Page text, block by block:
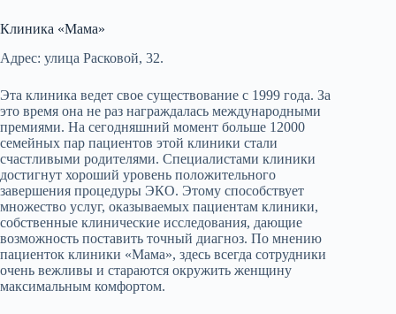
Клиника «Мама»
Адрес: улица Расковой, 32.
Эта клиника ведет свое существование с 1999 года. За
это время она не раз награждалась международными
премиями. На сегодняшний момент больше 12000
семейных пар пациентов этой клиники стали
счастливыми родителями. Специалистами клиники
достигнут хороший уровень положительного
завершения процедуры ЭКО. Этому способствует
множество услуг, оказываемых пациентам клиники,
собственные клинические исследования, дающие
возможность поставить точный диагноз. По мнению
пациенток клиники «Мама», здесь всегда сотрудники
очень вежливы и стараются окружить женщину
максимальным комфортом.